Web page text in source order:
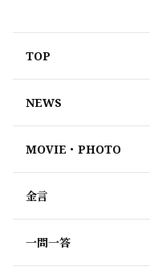
TOP
NEWS
MOVIE・PHOTO
金言
一問一答